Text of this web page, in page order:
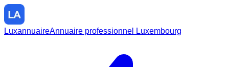
LuxannuaireAnnuaire professionnel Luxembourg